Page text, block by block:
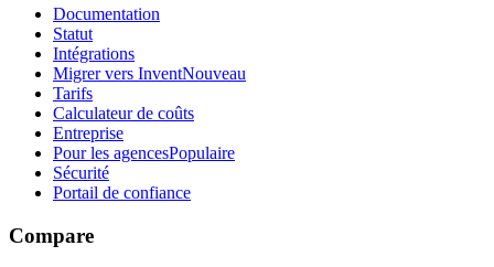
Documentation
Statut
Intégrations
Migrer vers InventNouveau
Tarifs
Calculateur de coûts
Entreprise
Pour les agencesPopulaire
Sécurité
Portail de confiance
Compare